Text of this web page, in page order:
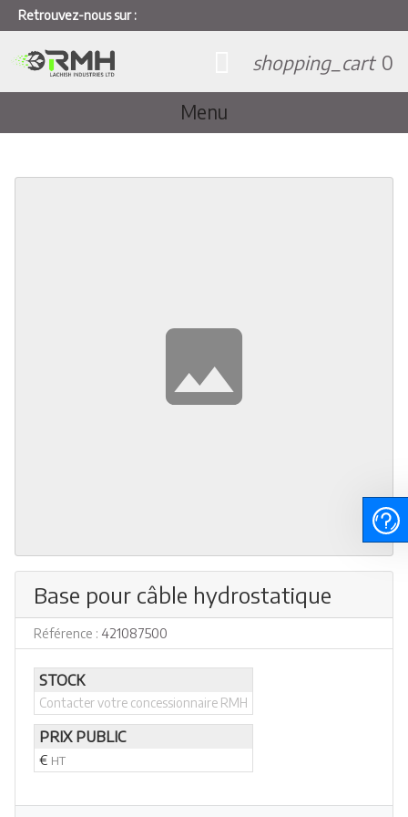
Retrouvez-nous sur :
Menu
shopping_cart 0
Base pour câble hydrostatique
Référence : 421087500
STOCK
Contacter votre concessionnaire RMH
PRIX PUBLIC
€ HT